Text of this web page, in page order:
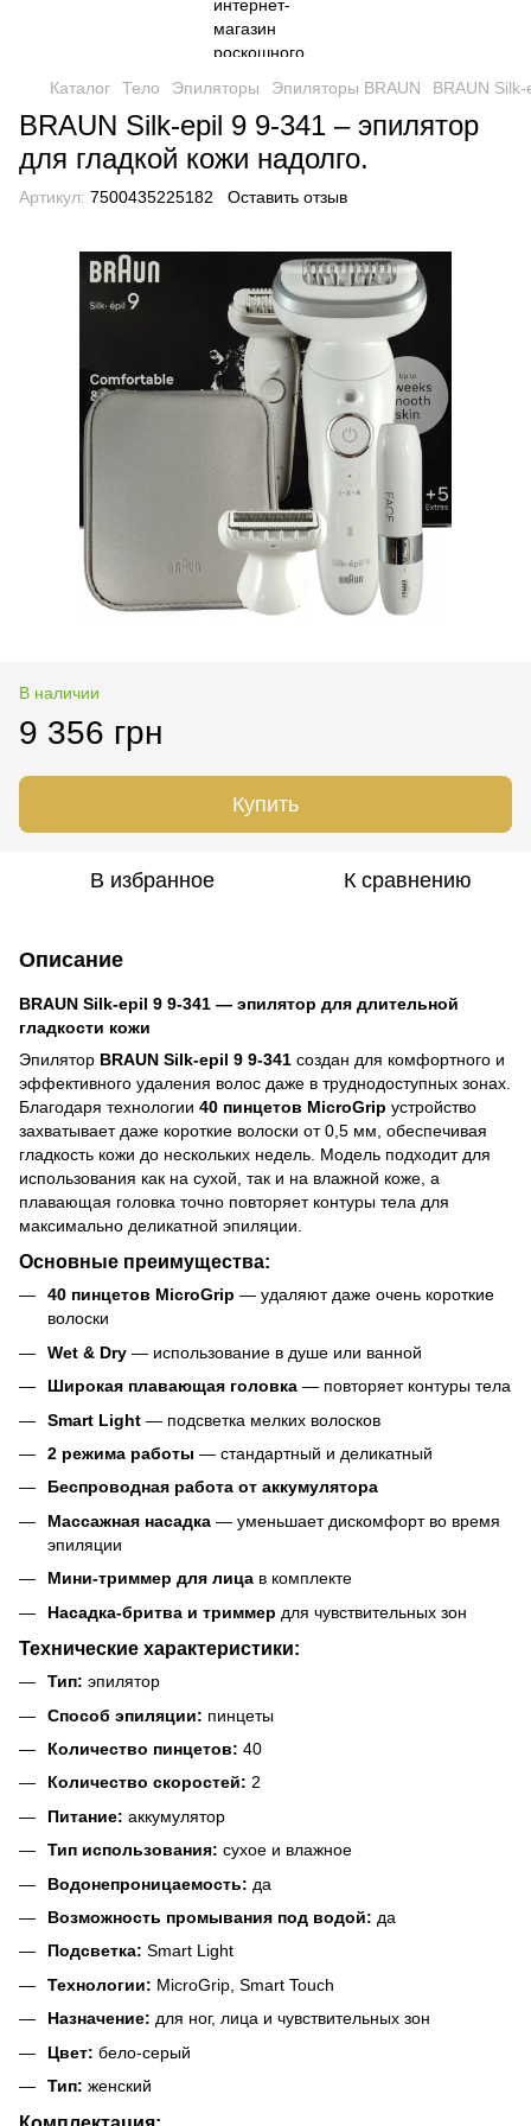
Каталог Тело Эпиляторы Эпиляторы BRAUN BRAUN
BRAUN Silk-epil 9 9-341 – эпилятор
для гладкой кожи надолго.
Артикул: 7500435225182 Оставить отзыв
В наличии
9 356 грн
Купить
В избранное К сравнению
Описание
BRAUN Silk-epil 9 9-341 — эпилятор для длительной
гладкости кожи
Эпилятор BRAUN Silk-epil 9 9-341 создан для комфортного и
эффективного удаления волос даже в труднодоступных зонах.
Благодаря технологии 40 пинцетов MicroGrip устройство
захватывает даже короткие волоски от 0,5 мм, обеспечивая
гладкость кожи до нескольких недель. Модель подходит для
использования как на сухой, так и на влажной коже, а
плавающая головка точно повторяет контуры тела для
максимально деликатной эпиляции.
Основные преимущества:
40 пинцетов MicroGrip — удаляют даже очень короткие
волоски
Wet & Dry — использование в душе или ванной
Широкая плавающая головка — повторяет контуры тела
Smart Light — подсветка мелких волосков
2 режима работы — стандартный и деликатный
Беспроводная работа от аккумулятора
Массажная насадка — уменьшает дискомфорт во время
эпиляции
Мини-триммер для лица в комплекте
Насадка-бритва и триммер для чувствительных зон
Технические характеристики:
Тип: эпилятор
Способ эпиляции: пинцеты
Количество пинцетов: 40
Количество скоростей: 2
Питание: аккумулятор
Тип использования: сухое и влажное
Водонепроницаемость: да
Возможность промывания под водой: да
Подсветка: Smart Light
Технологии: MicroGrip, Smart Touch
Назначение: для ног, лица и чувствительных зон
Цвет: бело-серый
Тип: женский